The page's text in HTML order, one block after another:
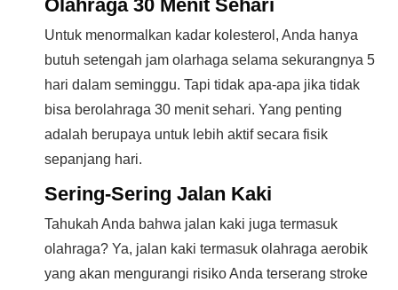
Olahraga 30 Menit Sehari
Untuk menormalkan kadar kolesterol, Anda hanya
butuh setengah jam olarhaga selama sekurangnya 5
hari dalam seminggu. Tapi tidak apa-apa jika tidak
bisa berolahraga 30 menit sehari. Yang penting
adalah berupaya untuk lebih aktif secara fisik
sepanjang hari.
Sering-Sering Jalan Kaki
Tahukah Anda bahwa jalan kaki juga termasuk
olahraga? Ya, jalan kaki termasuk olahraga aerobik
yang akan mengurangi risiko Anda terserang stroke